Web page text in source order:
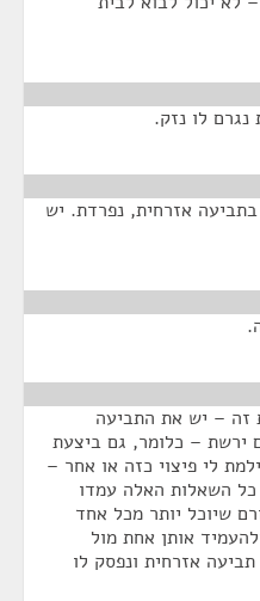
לו נזק.
אזרחית, נפרדת. יש
זה – יש את התביעה
ירשת – כלומר, גם ביצעת
לי פיצוי כזה או אחר –
השאלות האלה עמדו
שיוכל יותר מכל אחד
אותן אחת מול
אזרחית ונפסק לו